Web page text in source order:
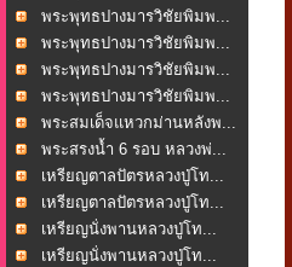
พระพุทธปางมารวิชัยพิมพ...
พระพุทธปางมารวิชัยพิมพ...
พระพุทธปางมารวิชัยพิมพ...
พระพุทธปางมารวิชัยพิมพ...
พระสมเด็จแหวกม่านหลังพ...
พระสรงน้ำ 6 รอบ หลวงพ่...
เหรียญตาลปัตรหลวงปู่โท...
เหรียญตาลปัตรหลวงปู่โท...
เหรียญนั่งพานหลวงปู่โท...
เหรียญนั่งพานหลวงปู่โท...